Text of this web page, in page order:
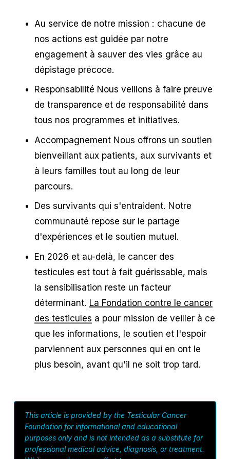
Au service de notre mission : chacune de
nos actions est guidée par notre
engagement à sauver des vies grâce au
dépistage précoce.
Responsabilité Nous veillons à faire preuve
de transparence et de responsabilité dans
tous nos programmes et initiatives.
Accompagnement Nous offrons un soutien
bienveillant aux patients, aux survivants et
à leurs familles tout au long de leur
parcours.
Des survivants qui s'entraident. Notre
communauté repose sur le partage
d'expériences et le soutien mutuel.
En 2026 et au-delà, le cancer des
testicules est tout à fait guérissable, mais
la sensibilisation reste un facteur
déterminant. La Fondation contre le cancer
des testicules a pour mission de veiller à ce
que les informations, le soutien et l'espoir
parviennent aux personnes qui en ont le
plus besoin, avant qu'il ne soit trop tard.
This article is provided by the Testicular Cancer
Foundation for informational and educational
purposes only and is not intended as a substitute for
professional medical advice, diagnosis, or treatment.